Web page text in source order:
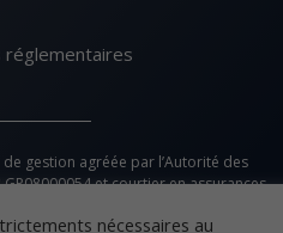
réglementaires
de gestion agréée par l’Autorité des
et courtier en assurances,
de la Gestion Financière (AFG)
nécessaires au